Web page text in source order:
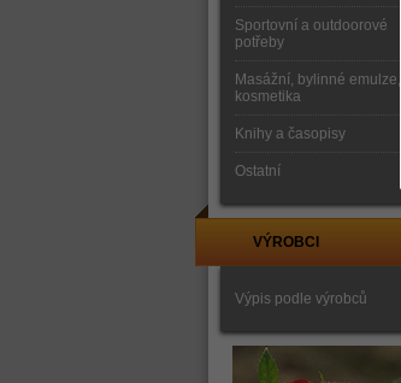
Sportovní a outdoorové
potřeby
Masážní, bylinné emulze,
kosmetika
Knihy a časopisy
Ostatní
VÝROBCI
Výpis podle výrobců